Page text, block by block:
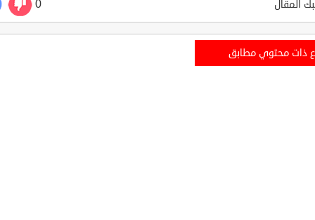
المقال 0
ذات محتوي مطابق